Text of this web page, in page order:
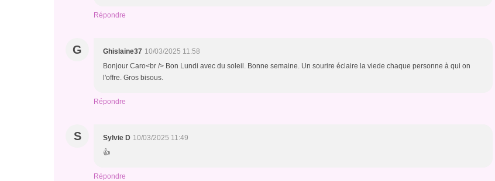
Répondre
G Ghislaine37 10/03/2025 11:58
Bonjour Caro<br /> Bon Lundi avec du soleil. Bonne semaine. Un sourire éclaire la viede chaque personne à qui on
l'offre. Gros bisous.
Répondre
S Sylvie D 10/03/2025 11:49
👍
Répondre